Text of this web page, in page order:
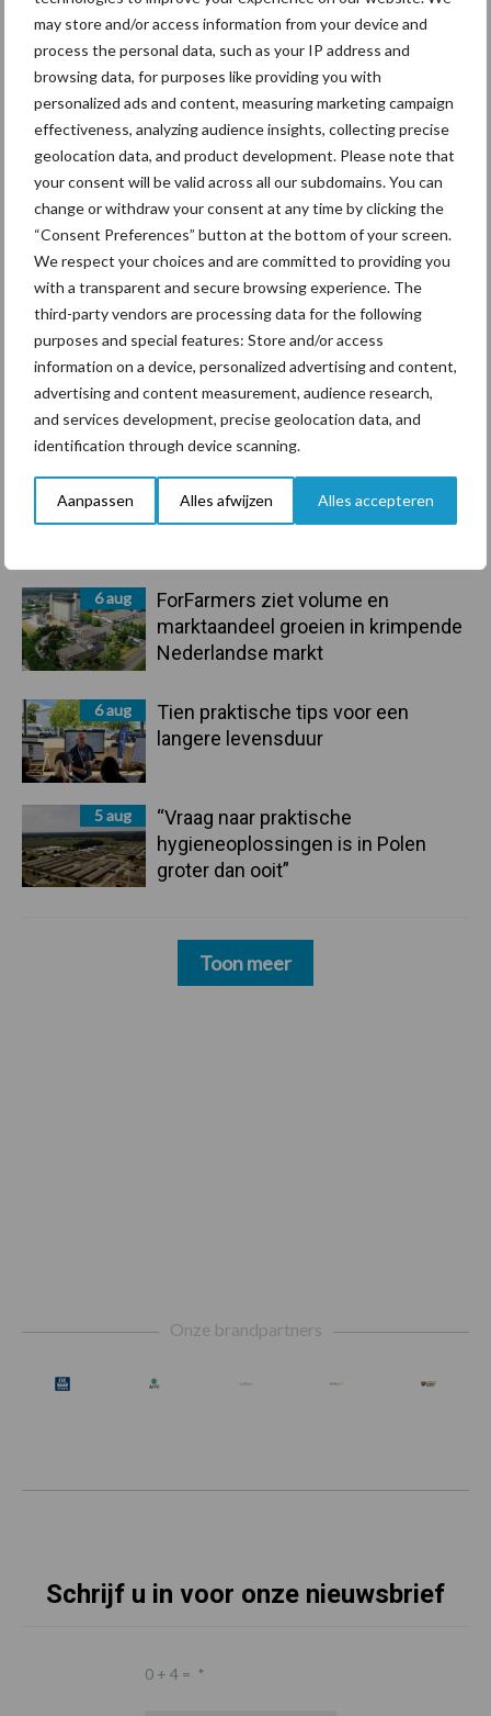
may store and/or access information from your device and
process the personal data, such as your IP address and
browsing data, for purposes like providing you with
personalized ads and content, measuring marketing campaign
effectiveness, analyzing audience insights, collecting precise
geolocation data, and product development. Please note that
your consent will be valid across all our subdomains. You can
change or withdraw your consent at any time by clicking the
“Consent Preferences” button at the bottom of your screen.
We respect your choices and are committed to providing you
with a transparent and secure browsing experience. The
third-party vendors are processing data for the following
purposes and special features: Store and/or access
information on a device, personalized advertising and content,
advertising and content measurement, audience research,
and services development, precise geolocation data, and
identification through device scanning.
Aanpassen Alles afwijzen Alles accepteren
Primaire
Sidebar
Recent nieuws Partner nieuws
7 aug
Grondstoffenmarkt blijft grillig:
droogte en geopolitiek houden
handel in de greep
onderschatte risicofactor voor
6 aug
ForFarmers ziet volume en
marktaandeel groeien in krimpende
Nederlandse markt
6 aug
Tien praktische tips voor een
langere levensduur
5 aug
“Vraag naar praktische
hygieneoplossingen is in Polen
groter dan ooit”
Toon meer
Mastitis Hittestress
Toon meer
Onze brandpartners
Schrijf u in voor onze nieuwsbrief
0 + 4 = *